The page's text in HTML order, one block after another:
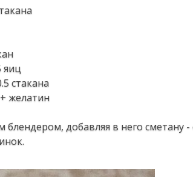
яиц
стакана
желатин
блендером, добавляя в него сметану